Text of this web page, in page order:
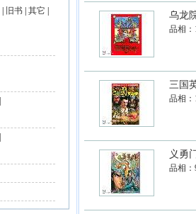
旧书 其它 乌龙
品相：
三国
品相：
义勇
品相：